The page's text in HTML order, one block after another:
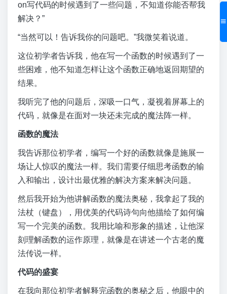
on写代码的时候遇到了一些问题，不知道你能否帮我
解决？”
“当然可以！告诉我你的问题吧。”我微笑着说道。
这位初学者告诉我，他在写一个函数的时候遇到了一
些困难，他不知道怎样让这个函数正确地返回期望的
结果。
我听完了他的问题后，深吸一口气，凝视着屏幕上的
代码，就像是在面对一块还未完成的魔法阵一样。
函数的魔法
我告诉那位初学者，编写一个好的函数就像是施展一
场让人惊叹的魔法一样。我们需要仔细思考函数的输
入和输出，设计出最优雅的解决方案来解决问题。
然后我开始为他讲解函数的魔法奥秘，我拿起了我的
法杖（键盘），用优美的代码诗句向他描绘了如何编
写一个完美的函数。我用比喻和形象的描述，让他深
刻理解函数的运作原理，就像是在讲述一个古老的魔
法传说一样。
代码的盛宴
在我向那位初学者解释完函数的奥秘之后，他眼中的